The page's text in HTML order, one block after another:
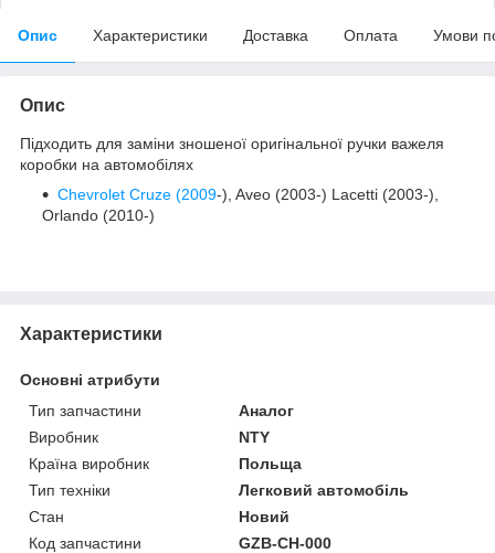
Опис Характеристики Доставка Оплата Умови
Опис
Підходить для заміни зношеної оригінальної ручки важеля
коробки на автомобілях
Chevrolet Cruze (2009-), Aveo (2003-) Lacetti (2003-),
Orlando (2010-)
Характеристики
Основні атрибути
Тип запчастини
Аналог
Виробник
NTY
Країна виробник
Польща
Тип техніки
Легковий автомобіль
Стан
Новий
Код запчастини
GZB-CH-000